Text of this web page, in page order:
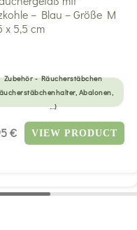
Zubehör - Räucherstäbchen
Abalonen,
...)
€ VIEW PRODUCT